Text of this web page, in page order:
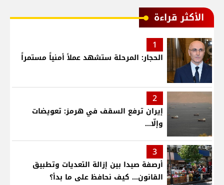
الأكثر قراءة
1
الحجار: المرحلة ستشهد عملاً أمنياً مستمراً
2
إيران ترفع السقف في هرمز: تعويضات
وإلّا...
3
أرصفة صيدا بين إزالة التعديات وتطبيق
القانون... كيف نحافظ على ما بدأ؟